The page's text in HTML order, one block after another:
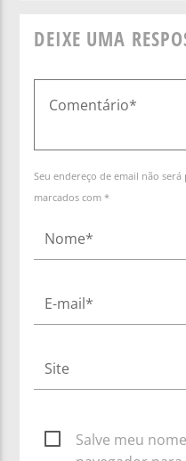
DEIXE UMA
Seu endereço de email não
marcados com *
Salve meu